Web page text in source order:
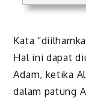
Kata
Hal ini dapat
Adam, ketika
dalam patung